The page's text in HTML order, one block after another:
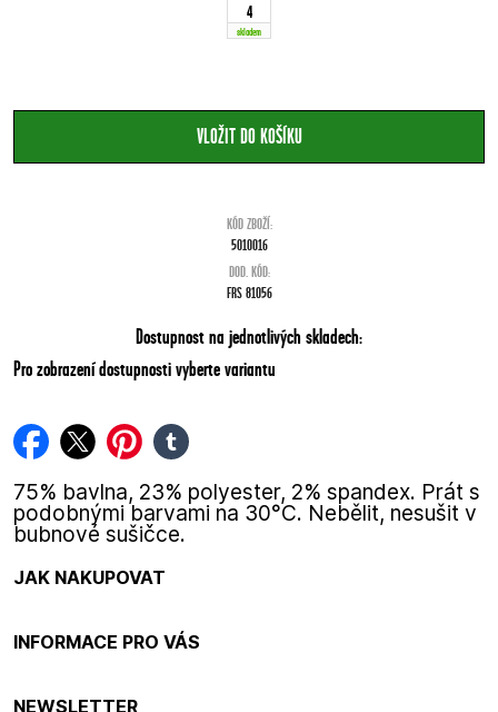
4
skladem
KÓD ZBOŽÍ:
5010016
DOD. KÓD:
FRS 81056
Dostupnost na jednotlivých skladech:
Pro zobrazení dostupnosti vyberte variantu
facebook
twitterpinterest
tumblr
75% bavlna, 23% polyester, 2% spandex. Prát s
podobnými barvami na 30°C. Nebělit, nesušit v
bubnové sušičce.
JAK NAKUPOVAT
INFORMACE PRO VÁS
NEWSLETTER